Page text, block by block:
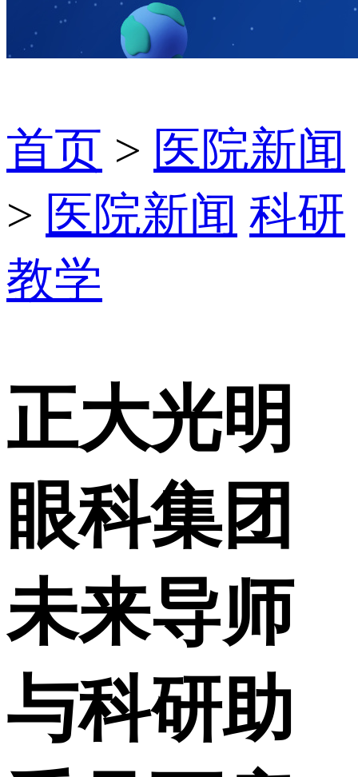
首页 > 医院新闻
> 医院新闻 科研
教学
正大光明
眼科集团
未来导师
与科研助